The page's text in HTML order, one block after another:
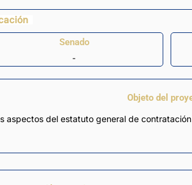
Senado
-
Objeto del
aspectos del estatuto general de